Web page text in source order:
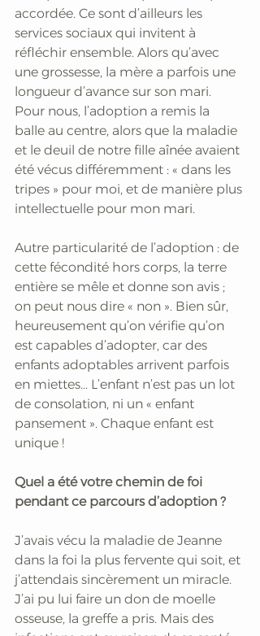
accordée. Ce sont d’ailleurs les
services sociaux qui invitent à
réfléchir ensemble. Alors qu’avec
une grossesse, la mère a parfois une
longueur d’avance sur son mari.
Pour nous, l’adoption a remis la
balle au centre, alors que la maladie
et le deuil de notre fille aînée avaient
été vécus différemment : « dans les
tripes » pour moi, et de manière plus
intellectuelle pour mon mari.
Autre particularité de l’adoption : de
cette fécondité hors corps, la terre
entière se mêle et donne son avis ;
on peut nous dire « non ». Bien sûr,
heureusement qu’on vérifie qu’on
est capables d’adopter, car des
enfants adoptables arrivent parfois
en miettes... L’enfant n’est pas un lot
de consolation, ni un « enfant
pansement ». Chaque enfant est
unique !
Quel a été votre chemin de foi
pendant ce parcours d’adoption ?
J’avais vécu la maladie de Jeanne
dans la foi la plus fervente qui soit, et
j’attendais sincèrement un miracle.
J’ai pu lui faire un don de moelle
osseuse, la greffe a pris. Mais des